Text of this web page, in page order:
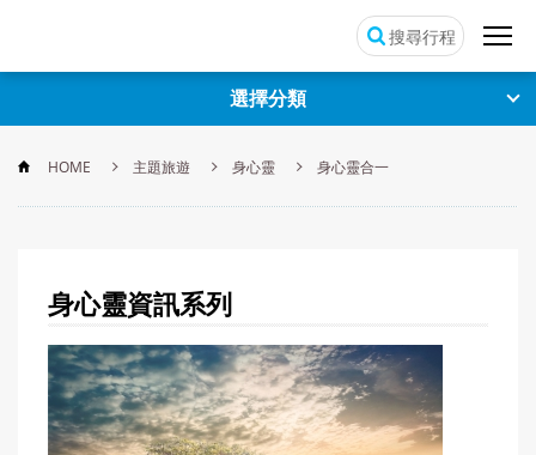
搜尋行程
選擇分類
HOME 主題旅遊 身心靈 身心靈合一
身心靈資訊系列